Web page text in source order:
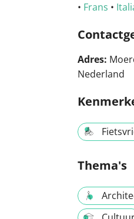
• Frans •
Adres:
Nederland
Thema's